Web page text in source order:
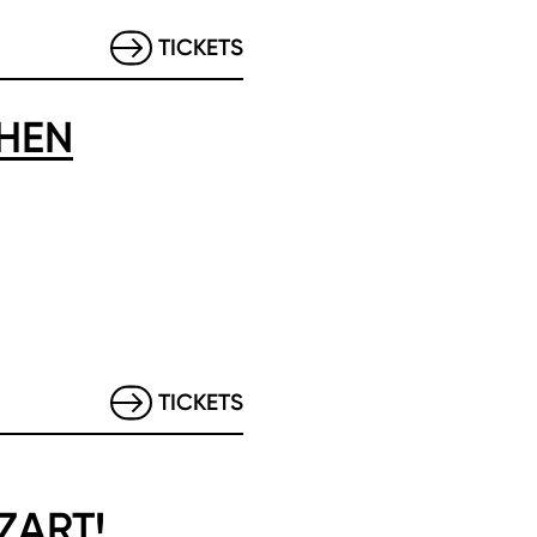
TICKETS
TICKETS